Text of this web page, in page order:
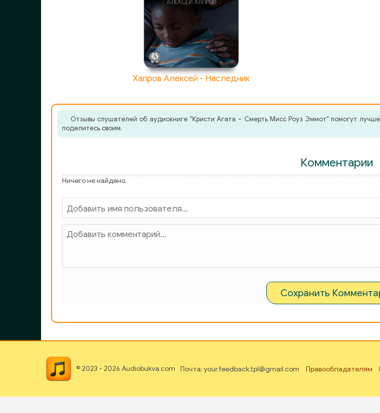
Хапров Алексей - Наследник
Отзывы слушателей об аудиокниге "Кристи Агата – Смерть Мисс Роуз Эммот" помогут
поделитесь своим.
Комментарии
Ничего не найдено.
Сохранить
© 2023 - 2026 Audiobukva.com Почта: your.feedback.tpl@gmail.com Правообладателям